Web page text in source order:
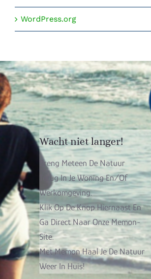
WordPress.org
Wacht niet langer!
Breng Meteen De Natuur
Terug In Je Woning En/of
Werkomgeving.
Klik Op De Knop Hiernaast En
Ga Direct Naar Onze Memon-
Site.
Met Memon Haal Je De Natuur
Weer In Huis!